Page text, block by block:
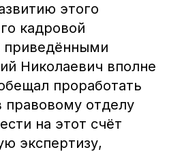
этого
кадровой
приведёнными
Николаевич вполне
проработать
правовому отделу
на этот счёт
экспертизу,